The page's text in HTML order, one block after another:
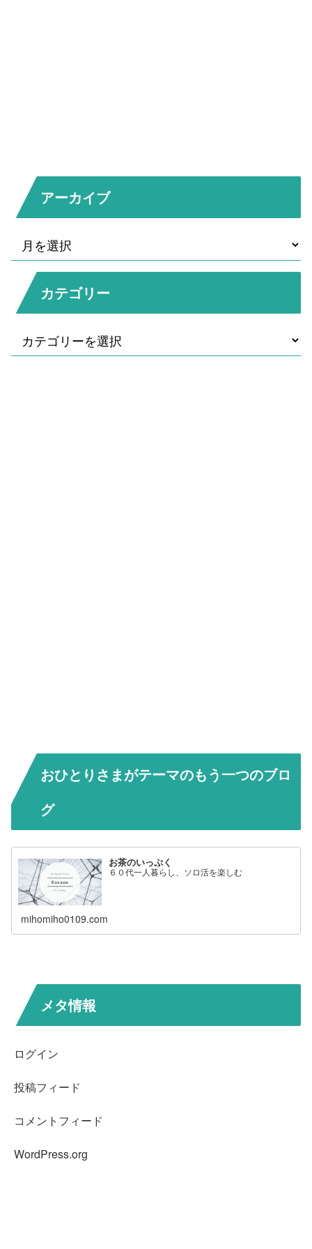
アーカイブ
カテゴリー
おひとりさまがテーマのもう一つのブロ
グ
お茶のいっぷく
６０代一人暮らし、ソロ活を楽しむ
mihomiho0109.com
メタ情報
ログイン
投稿フィード
コメントフィード
WordPress.org